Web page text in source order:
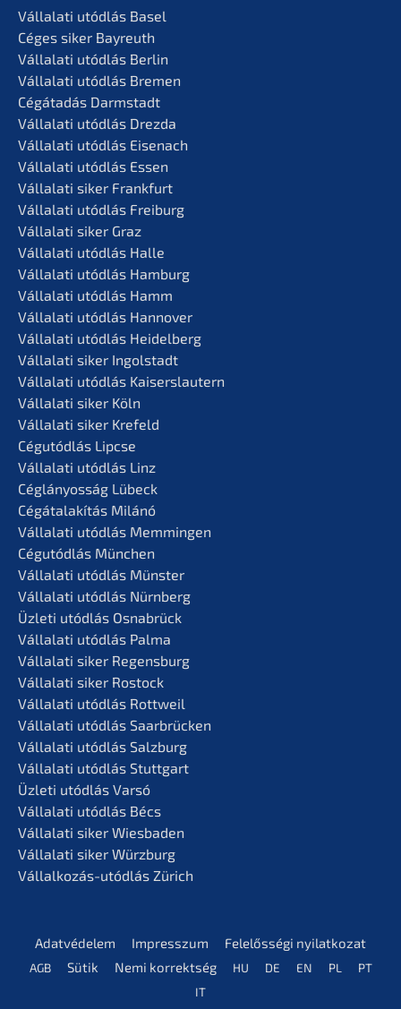
Vállala­ti utódlás Basel
Céges siker Bayreuth
Vállala­ti utódlás Berlin
Vállala­ti utódlás Bremen
Cégáta­dás Darmstadt
Vállala­ti utódlás Drezda
Vállala­ti utódlás Eisenach
Vállala­ti utódlás Essen
Vállala­ti siker Frankfurt
Vállala­ti utódlás Freiburg
Vállala­ti siker Graz
Vállala­ti utódlás Halle
Vállala­ti utódlás Hamburg
Vállala­ti utódlás Hamm
Vállala­ti utódlás Hannover
Vállala­ti utódlás Heidelberg
Vállala­ti siker Ingolstadt
Vállala­ti utódlás Kaiserslautern
Vállala­ti siker Köln
Vállala­ti siker Krefeld
Cégutód­lás Lipcse
Vállala­ti utódlás Linz
Céglá­n­yos­ság Lübeck
Cégátalakí­tás Milánó
Vállala­ti utódlás Memmingen
Cégutód­lás München
Vállala­ti utódlás Münster
Vállala­ti utódlás Nürnberg
Üzleti utódlás Osnabrück
Vállala­ti utódlás Palma
Vállala­ti siker Regensburg
Vállala­ti siker Rostock
Vállala­ti utódlás Rottweil
Vállala­ti utódlás Saarbrücken
Vállala­ti utódlás Salzburg
Vállala­ti utódlás Stuttgart
Üzleti utódlás Varsó
Vállala­ti utódlás Bécs
Vállala­ti siker Wiesbaden
Vállala­ti siker Würzburg
Vállal­ko­zás-utódlás Zürich
Adatvé­de­lem Impress­z­um Felelős­sé­gi nyilatkozat
AGB Sütik Nemi korrekt­ség HU DE EN PL
PT
IT